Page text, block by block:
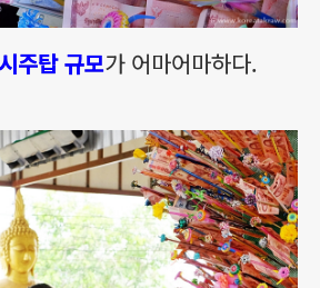
주탑 규모가 어마어마하다.